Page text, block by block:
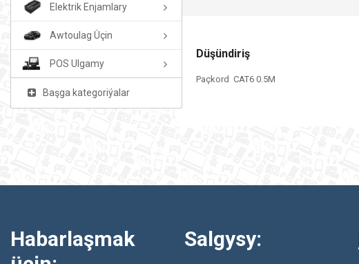
Elektrik Enjamlary
Awtoulag Üçin
POS Ulgamy
Başga kategoriýalar
Düşündiriş
Paçkord CAT6 0.5M
Habarlaşmak
Salgysy: